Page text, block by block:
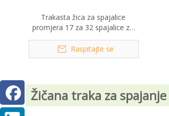
Trakasta žica za spajalice
promjera 17 za 32 spajalice za
karton
Raspitajte se
Žičana traka za